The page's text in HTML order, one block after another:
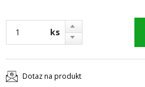
ks
Dotaz na produkt